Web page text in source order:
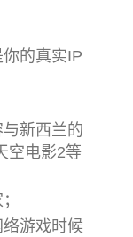
的真实IP
新西兰的
空电影2等
游戏时候